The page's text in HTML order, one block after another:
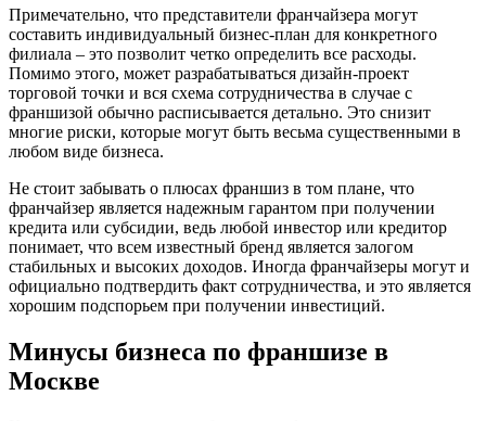
Примечательно, что представители франчайзера могут
составить индивидуальный бизнес-план для конкретного
филиала – это позволит четко определить все расходы.
Помимо этого, может разрабатываться дизайн-проект
торговой точки и вся схема сотрудничества в случае с
франшизой обычно расписывается детально. Это снизит
многие риски, которые могут быть весьма существенными в
любом виде бизнеса.
Не стоит забывать о плюсах франшиз в том плане, что
франчайзер является надежным гарантом при получении
кредита или субсидии, ведь любой инвестор или кредитор
понимает, что всем известный бренд является залогом
стабильных и высоких доходов. Иногда франчайзеры могут и
официально подтвердить факт сотрудничества, и это является
хорошим подспорьем при получении инвестиций.
Минусы бизнеса по франшизе в
Москве